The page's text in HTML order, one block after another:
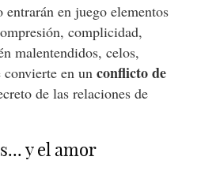
en juego elementos
complicidad,
malentendidos, celos,
convierte en un conflicto de
de las relaciones de
y el amor